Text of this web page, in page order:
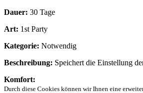
Dauer: 30 Tage
Art: 1st Party
Kategorie: Notwendig
Beschreibung: Speichert die Einstellung
Komfort:
Durch diese Cookies können wir Ihnen eine